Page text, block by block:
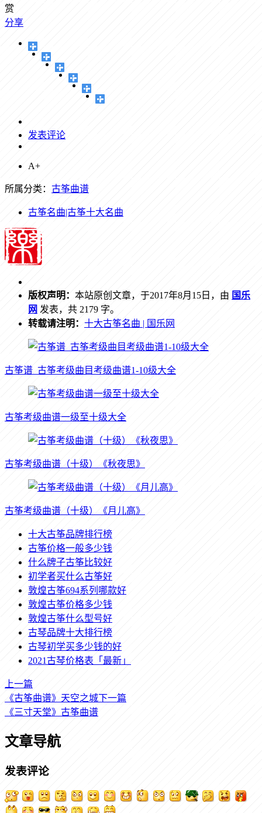
赏
分享
发表评论
A+
所属分类： 古筝曲谱
古筝名曲|古筝十大名曲
版权声明： 本站原创文章，于2017年8月15日，由 国乐
网 发表，共 2179 字。
转载请注明： 十大古筝名曲 | 国乐网
古筝谱_古筝考级曲目考级曲谱1-10级大全
古筝考级曲谱一级至十级大全
古筝考级曲谱（十级）《秋夜思》
古筝考级曲谱（十级）《月儿高》
十大古筝品牌排行榜
古筝价格一般多少钱
什么牌子古筝比较好
初学者买什么古筝好
敦煌古筝694系列哪款好
敦煌古筝价格多少钱
敦煌古筝什么型号好
古琴品牌十大排行榜
古琴初学买多少钱的好
2021古琴价格表「最新」
上一篇
《古筝曲谱》天空之城下一篇
《三寸天堂》古筝曲谱
文章导航
发表评论